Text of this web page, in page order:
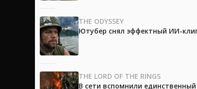
THE ODYSSEY
Ютубер снял эффектный ИИ-
THE LORD OF THE RINGS
В сети вспомнили